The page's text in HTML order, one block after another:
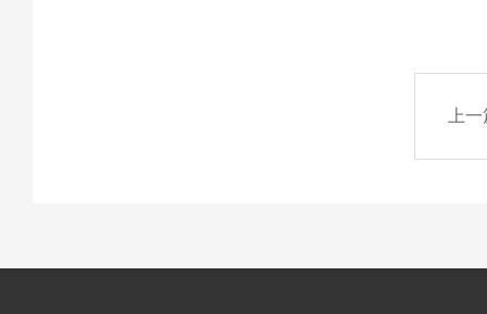
上